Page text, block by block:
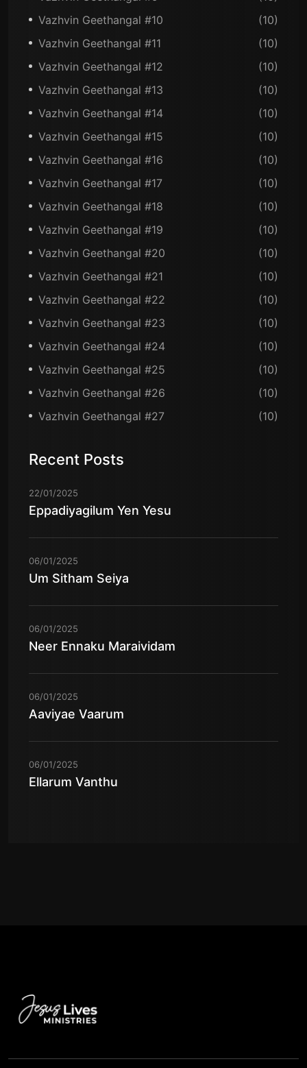
Vazhvin Geethangal #10
(10)
Vazhvin Geethangal #11
(10)
Vazhvin Geethangal #12
(10)
Vazhvin Geethangal #13
(10)
Vazhvin Geethangal #14
(10)
Vazhvin Geethangal #15
(10)
Vazhvin Geethangal #16
(10)
Vazhvin Geethangal #17
(10)
Vazhvin Geethangal #18
(10)
Vazhvin Geethangal #19
(10)
Vazhvin Geethangal #20
(10)
Vazhvin Geethangal #21
(10)
Vazhvin Geethangal #22
(10)
Vazhvin Geethangal #23
(10)
Vazhvin Geethangal #24
(10)
Vazhvin Geethangal #25
(10)
Vazhvin Geethangal #26
(10)
Vazhvin Geethangal #27
(10)
Recent Posts
22/01/2025
Eppadiyagilum Yen Yesu
06/01/2025
Um Sitham Seiya
06/01/2025
Neer Ennaku Maraividam
06/01/2025
Aaviyae Vaarum
06/01/2025
Ellarum Vanthu